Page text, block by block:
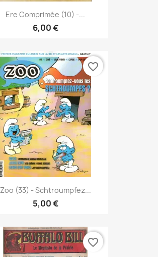
Ere Comprimée (10) -...
6,00 €
Zoo (33) - Schtroumpfez...
5,00 €
favorite_border
favorite_border